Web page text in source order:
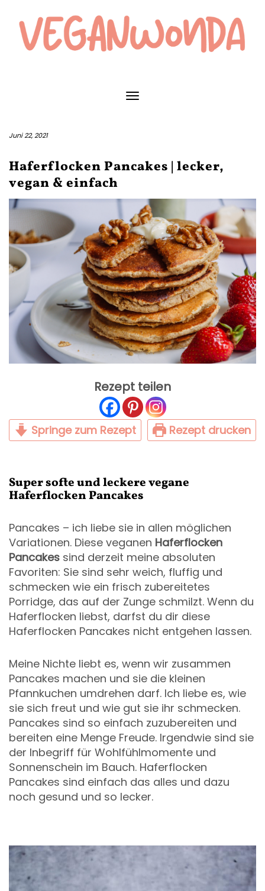
content
Toggle Navigation
Juni 22, 2021
Haferflocken Pancakes | lecker,
vegan & einfach
Rezept teilen
Springe zum Rezept Rezept drucken
Super softe und leckere vegane
Haferflocken Pancakes
Pancakes – ich liebe sie in allen möglichen
Variationen. Diese veganen Haferflocken
Pancakes sind derzeit meine absoluten
Favoriten: Sie sind sehr weich, fluffig und
schmecken wie ein frisch zubereitetes
Porridge, das auf der Zunge schmilzt. Wenn du
Haferflocken liebst, darfst du dir diese
Haferflocken Pancakes nicht entgehen lassen.
Meine Nichte liebt es, wenn wir zusammen
Pancakes machen und sie die kleinen
Pfannkuchen umdrehen darf. Ich liebe es, wie
sie sich freut und wie gut sie ihr schmecken.
Pancakes sind so einfach zuzubereiten und
bereiten eine Menge Freude. Irgendwie sind sie
der Inbegriff für Wohlfühlmomente und
Sonnenschein im Bauch. Haferflocken
Pancakes sind einfach das alles und dazu
noch gesund und so lecker.